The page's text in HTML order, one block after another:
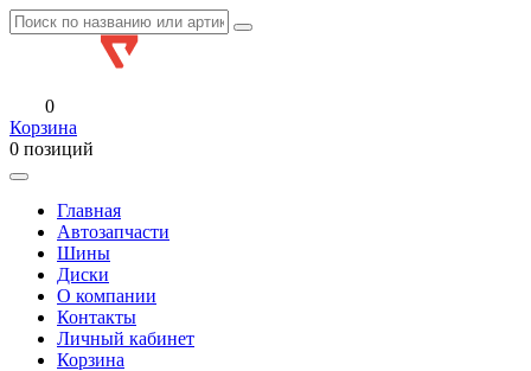
0
Корзина
0 позиций
Главная
Автозапчасти
Шины
Диски
О компании
Контакты
Личный кабинет
Корзина